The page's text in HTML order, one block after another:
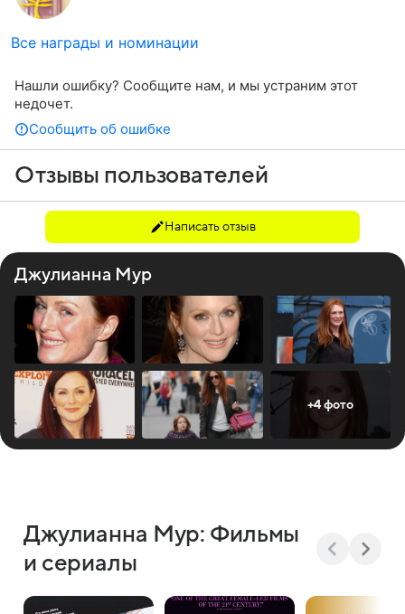
Все награды и номинации
Нашли ошибку? Сообщите нам, и мы устраним этот
недочет.
Сообщить об ошибке
Отзывы пользователей
Написать отзыв
Джулианна Мур
+4 фото
Джулианна Мур: Фильмы
и сериалы